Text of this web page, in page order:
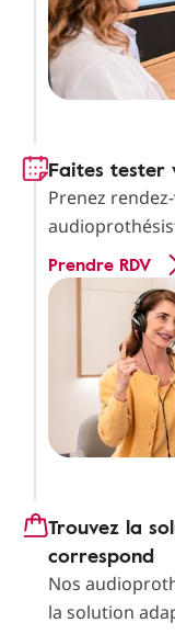
Faites
Prenez
Prendre RDV
Trouvez la
correspond
Nos
la solution